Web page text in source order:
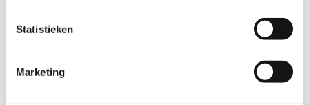
Statistieken
Marketing
en duurzame borging binnen de school.
Bespreek de ondersteuningsvraag met de consulent of
specialist van SWV PO IJmond.